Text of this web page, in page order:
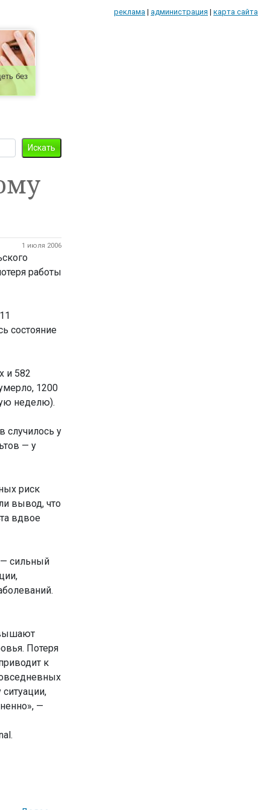
реклама | администрация | карта сайта
без
1 июля 2006
работы
состояние
и 582
1200
неделю).
случилось у
— у
риск
вывод, что
вдвое
— сильный
Потеря
к
—